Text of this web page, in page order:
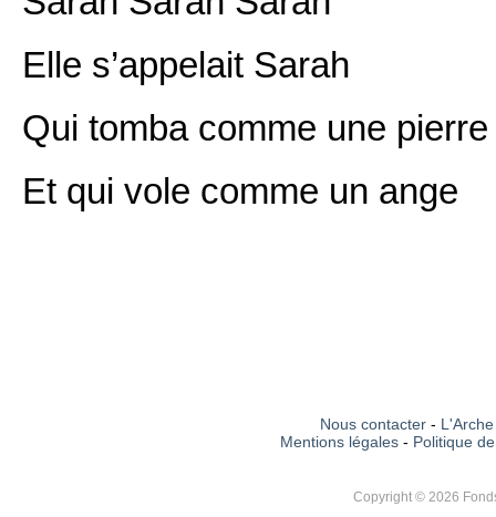
Elle s’appelait Sarah
Qui tomba comme une pierre
Et qui vole comme un ange
Nous contacter-
Mentions légales - Politique
Copyright © 2026